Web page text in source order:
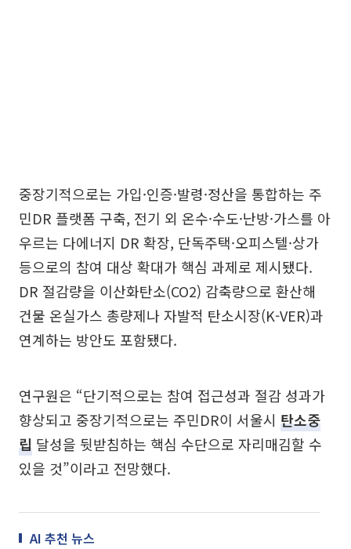
중장기적으로는 가입·인증·발령·정산을 통합하는 주
민DR 플랫폼 구축, 전기 외 온수·수도·난방·가스를 아
우르는 다에너지 DR 확장, 단독주택·오피스텔·상가
등으로의 참여 대상 확대가 핵심 과제로 제시됐다.
DR 절감량을 이산화탄소(CO2) 감축량으로 환산해
건물 온실가스 총량제나 자발적 탄소시장(K-VER)과
연계하는 방안도 포함됐다.
연구원은 “단기적으로는 참여 접근성과 절감 성과가
향상되고 중장기적으로는 주민DR이 서울시 탄소중
립 달성을 뒷받침하는 핵심 수단으로 자리매김할 수
있을 것”이라고 전망했다.
AI 추천 뉴스